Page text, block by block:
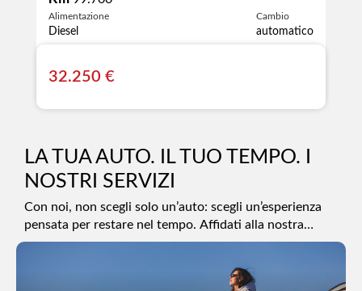
Alimentazione
Diesel
Cambio
automatico
32.250 €
LA TUA AUTO. IL TUO TEMPO. I
NOSTRI SERVIZI
Con noi, non scegli solo un’auto: scegli un’esperienza
pensata per restare nel tempo. Affidati alla nostra
squadra: trasparenza, competenza e cura al tuo fianco,